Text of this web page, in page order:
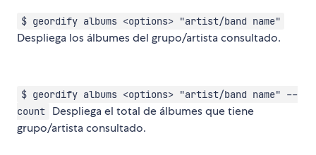
$ geordify albums <options> "artist/band name"
Despliega los álbumes del grupo/artista consultado.
$ geordify albums <options> "artist/band name" --
count
Despliega el total de álbumes que tiene
grupo/artista consultado.